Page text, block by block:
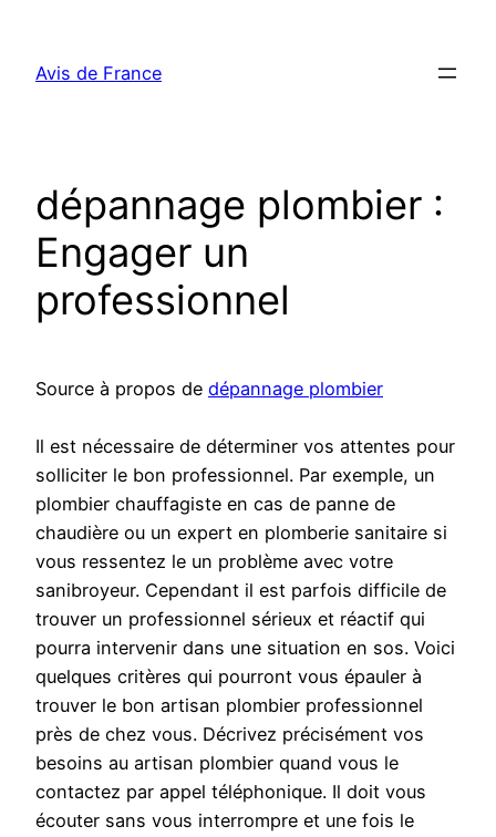
contenu
Avis de France
dépannage plombier :
Engager un
professionnel
Source à propos de dépannage plombier
Il est nécessaire de déterminer vos attentes pour
solliciter le bon professionnel. Par exemple, un
plombier chauffagiste en cas de panne de
chaudière ou un expert en plomberie sanitaire si
vous ressentez le un problème avec votre
sanibroyeur. Cependant il est parfois difficile de
trouver un professionnel sérieux et réactif qui
pourra intervenir dans une situation en sos. Voici
quelques critères qui pourront vous épauler à
trouver le bon artisan plombier professionnel
près de chez vous. Décrivez précisément vos
besoins au artisan plombier quand vous le
contactez par appel téléphonique. Il doit vous
écouter sans vous interrompre et une fois le